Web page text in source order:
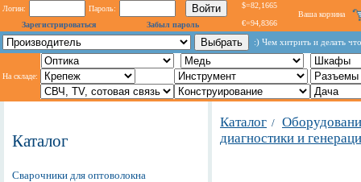
Логин:
Пароль:
Зарегистрироваться
Забыл пароль
$=82,1665
€=94,8366
Ваша корзина
:) Чем хитрить и делать
На складе:
Каталог
Сварочники для оптоволокна
Каталог /
диагностики и